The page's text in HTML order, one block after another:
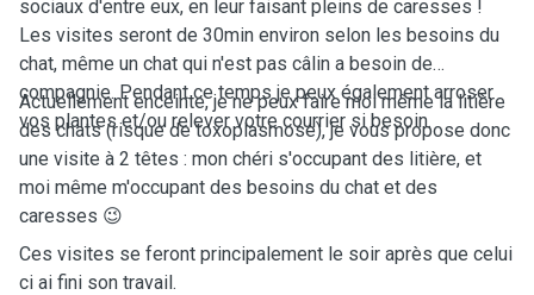
sociaux d'entre eux, en leur faisant pleins de caresses !
Les visites seront de 30min environ selon les besoins du
chat, même un chat qui n'est pas câlin a besoin de
compagnie. Pendant ce temps je peux également arroser
vos plantes et/ou relever votre courrier si besoin.
Actuellement enceinte, je ne peux faire moi même la litière
des chats (risque de toxoplasmose), je vous propose donc
une visite à 2 têtes : mon chéri s'occupant des litière, et
moi même m'occupant des besoins du chat et des
caresses 😉
Ces visites se feront principalement le soir après que celui
ci ai fini son travail.